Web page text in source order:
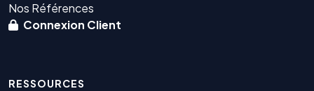
Nos Références
Connexion Client
RESSOURCES